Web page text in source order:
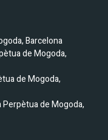
Barcelona
de Mogoda,
de Mogoda,
de Mogoda,